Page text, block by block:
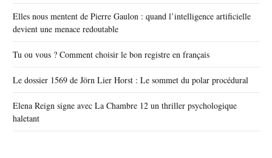
Elles nous mentent de Pierre Gaulon : quand l’intelligence artificielle
devient une menace redoutable
Tu ou vous ? Comment choisir le bon registre en français
Le dossier 1569 de Jörn Lier Horst : Le sommet du polar procédural
Elena Reign signe avec La Chambre 12 un thriller psychologique
haletant